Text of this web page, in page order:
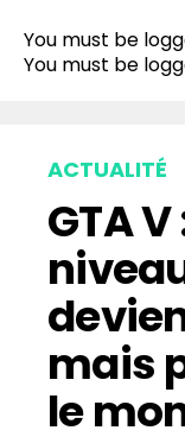
You must be
You must be
ACTUALITÉ
GTA
mais
le